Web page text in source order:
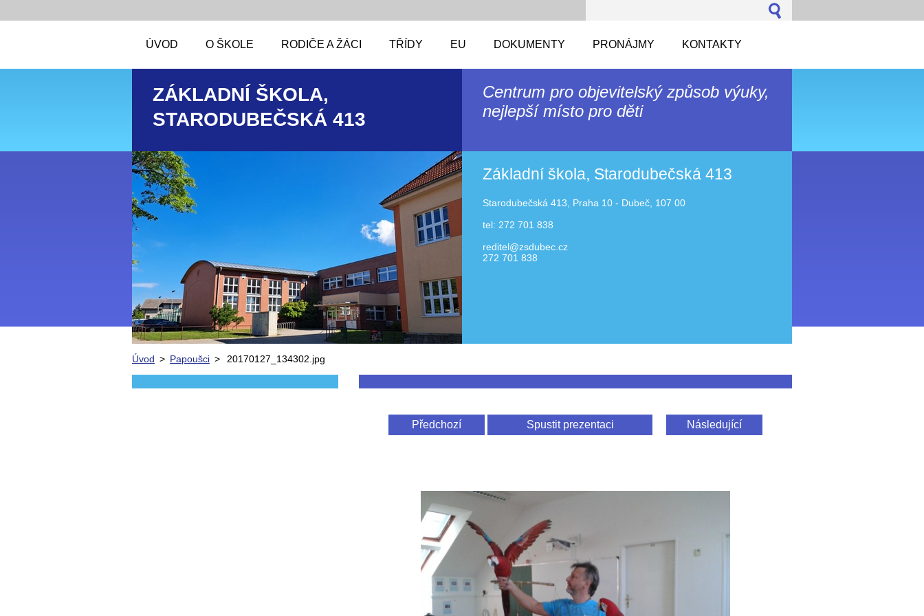
ÚVOD O ŠKOLE RODIČE A ŽÁCI TŘÍDY EU DOKUMENTY PRONÁJMY KONTAKTY
ZÁKLADNÍ ŠKOLA,
STARODUBEČSKÁ 413
Centrum pro objevitelský způsob výuky,
nejlepší místo pro děti
Základní škola, Starodubečská 413
Starodubečská 413, Praha 10 - Dubeč, 107 00
tel: 272 701 838
reditel@zsdubec.cz
272 701 838
Úvod > Papoušci > 20170127_134302.jpg
Předchozí Spustit prezentaci Následující